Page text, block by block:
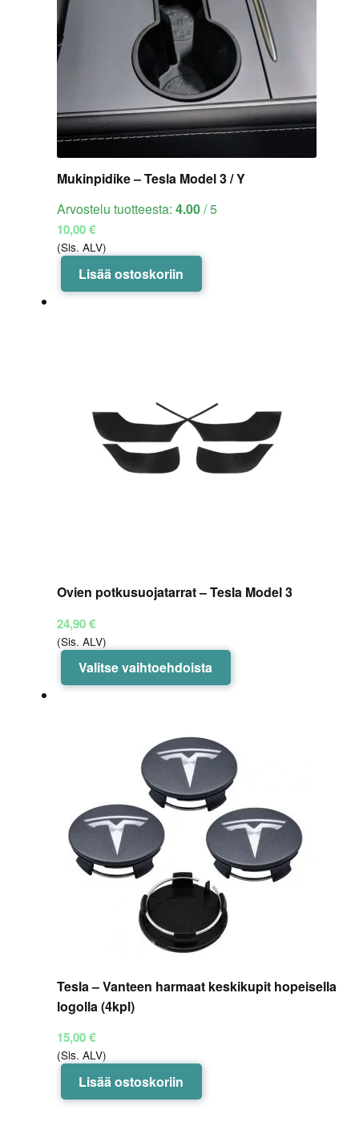
Mukinpidike – Tesla Model 3 / Y
Arvostelu tuotteesta: 4.00/ 5
10,00€
(Sis. ALV)
Lisää ostoskoriin
Ovien potkusuojatarrat – Tesla Model 3
24,90€
(Sis. ALV)
Valitse vaihtoehdoista
Tällä
tuotteella
Voit
tehdä
tuotteen
sivulla.
Tesla – Vanteen harmaat keskikupit hopeisella
logolla (4kpl)
15,00€
(Sis. ALV)
Lisää ostoskoriin